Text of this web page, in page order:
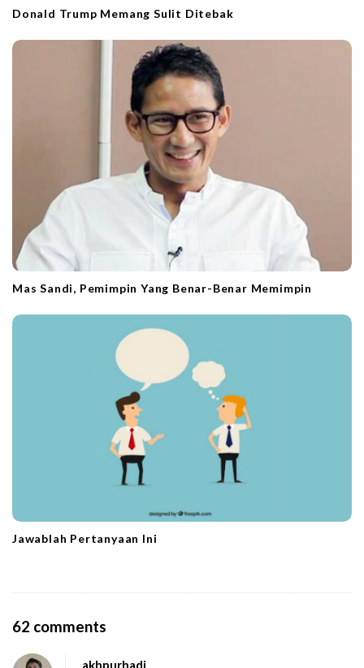
Donald Trump Memang Sulit Ditebak
Mas Sandi, Pemimpin Yang Benar-Benar Memimpin
Jawablah Pertanyaan Ini
62 comments
akhnurhadi